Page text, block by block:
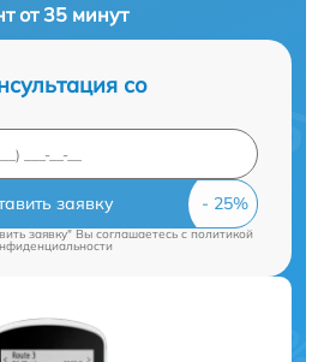
от 35 минут
со
заявку
заявку" Вы соглашаетесь cполитикой